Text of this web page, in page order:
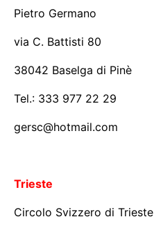
Pietro Germano
via C. Battisti 80
38042 Baselga di Pinè
Tel.: 333 977 22 29
gersc@hotmail.com
Trieste
Circolo Svizzero di Trieste